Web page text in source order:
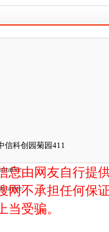
信科创园菊园411
息由网友自行提
网不承担任何保
受骗。